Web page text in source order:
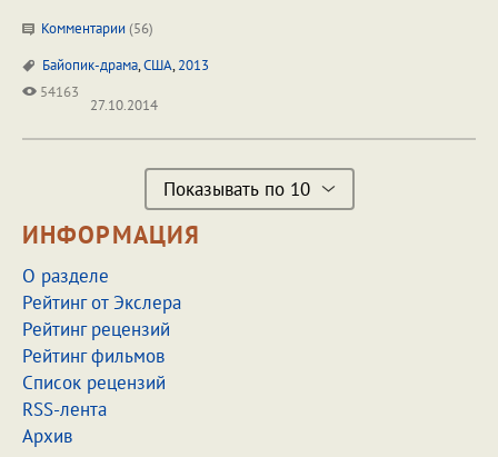
Комментарии (56)
Байопик-драма,США,2013
54163
27.10.2014
Показывать по 10
ИНФОРМАЦИЯ
О разделе
Рейтинг от Экслера
Рейтинг рецензий
Рейтинг фильмов
Список рецензий
RSS-лента
Архив